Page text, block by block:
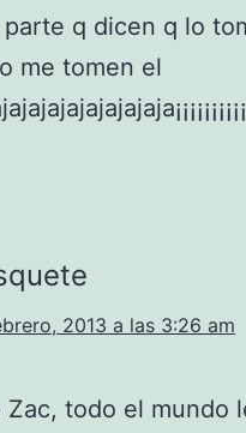
parte q dicen q lo
me tomen el
2013 a las 3:26 am
Zac, todo el mundo